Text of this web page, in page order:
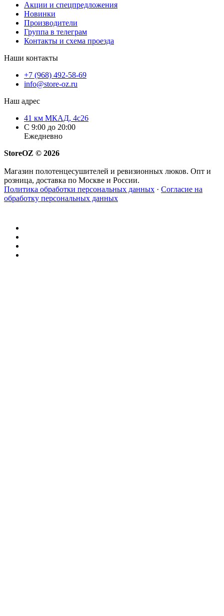
Акции и спецпредложения
Новинки
Производители
Группа в телеграм
Контакты и схема проезда
Наши контакты
+7 (968) 492-58-69
info@store-oz.ru
Наш адрес
41 км МКАД, 4с26
C 9:00 до 20:00
Ежедневно
StoreOZ © 2026
Магазин полотенцесушителей и ревизионных люков. Опт и
розница, доставка по Москве и России.
Политика обработки персональных данных · Согласие на
обработку персональных данных